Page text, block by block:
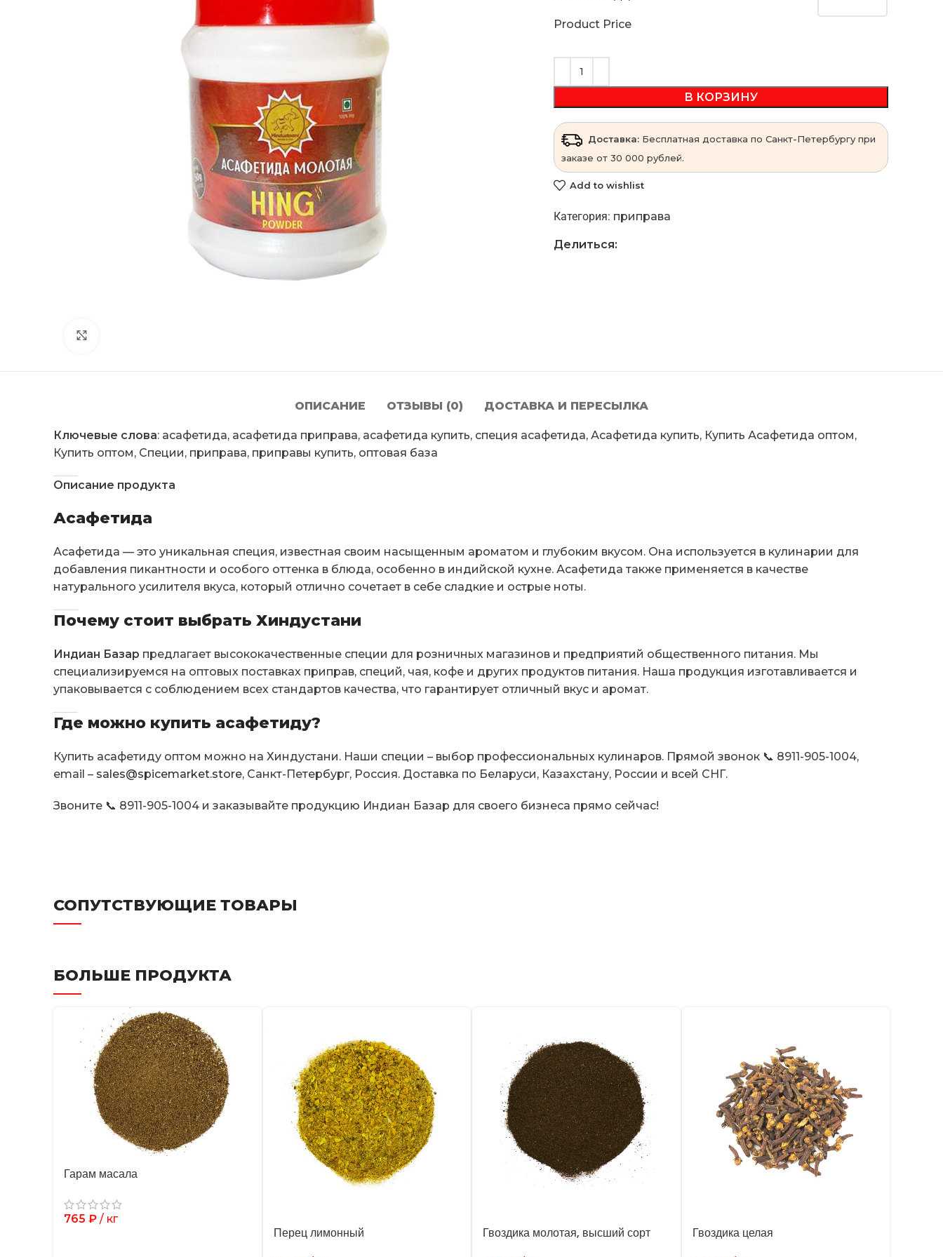
Product Price
В КОРЗИНУ
Доставка:Бесплатная доставка по Санкт-Петербургу при
заказе от 30 000 рублей.
Add to wishlist
Категория: приправа
Делиться:
ОПИСАНИЕ ОТЗЫВЫ (0) ДОСТАВКА И ПЕРЕСЫЛКА
Ключевые слова: асафетида, асафетида приправа, асафетида купить, специя асафетида, Асафетида купить, Купить Асафетида оптом,
Купить оптом, Специи, приправа, приправы купить, оптовая база
Описание продукта
Асафетида
Асафетида — это уникальная специя, известная своим насыщенным ароматом и глубоким вкусом. Она используется в кулинарии для
добавления пикантности и особого оттенка в блюда, особенно в индийской кухне. Асафетида также применяется в качестве
натурального усилителя вкуса, который отлично сочетает в себе сладкие и острые ноты.
Почему стоит выбрать Хиндустани
Индиан Базар предлагает высококачественные специи для розничных магазинов и предприятий общественного питания. Мы
специализируемся на оптовых поставках приправ, специй, чая, кофе и других продуктов питания. Наша продукция изготавливается и
упаковывается с соблюдением всех стандартов качества, что гарантирует отличный вкус и аромат.
Где можно купить асафетиду?
Купить асафетиду оптом можно на Хиндустани. Наши специи – выбор профессиональных кулинаров. Прямой звонок 📞 8911-905-1004,
email – sales@spicemarket.store, Санкт-Петербург, Россия. Доставка по Беларуси, Казахстану, России и всей СНГ.
Звоните 📞 8911-905-1004 и заказывайте продукцию Индиан Базар для своего бизнеса прямо сейчас!
СОПУТСТВУЮЩИЕ ТОВАРЫ
БОЛЬШЕ ПРОДУКТА
Гарам масала
765 ₽ / кг
Перец лимонный Гвоздика молотая, высший сорт Гвоздика целая